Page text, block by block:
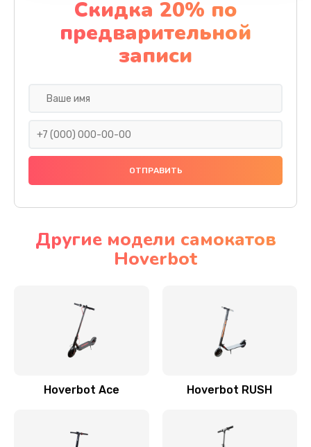
Скидка 20% по
предварительной
записи
Другие модели самокатов
Hoverbot
Hoverbot Ace Hoverbot RUSH